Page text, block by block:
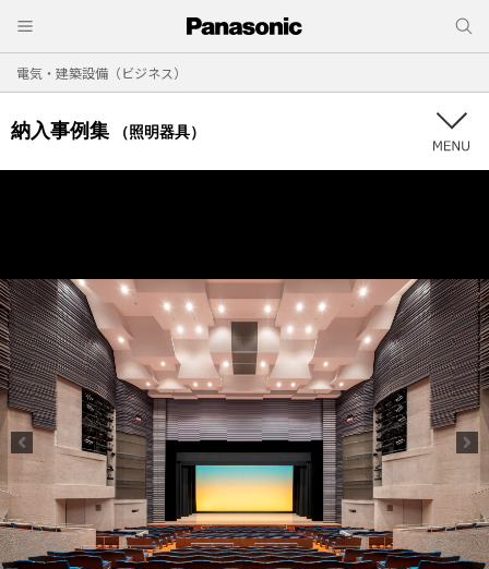
電気・建築設備（ビジネス）
納入事例集 （照明器具）